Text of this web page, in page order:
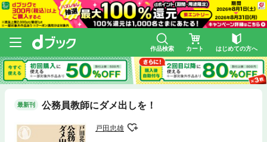
作品検索 カート はじめての方へ
最新刊 公務員教師にダメ出しを！
戸田忠雄